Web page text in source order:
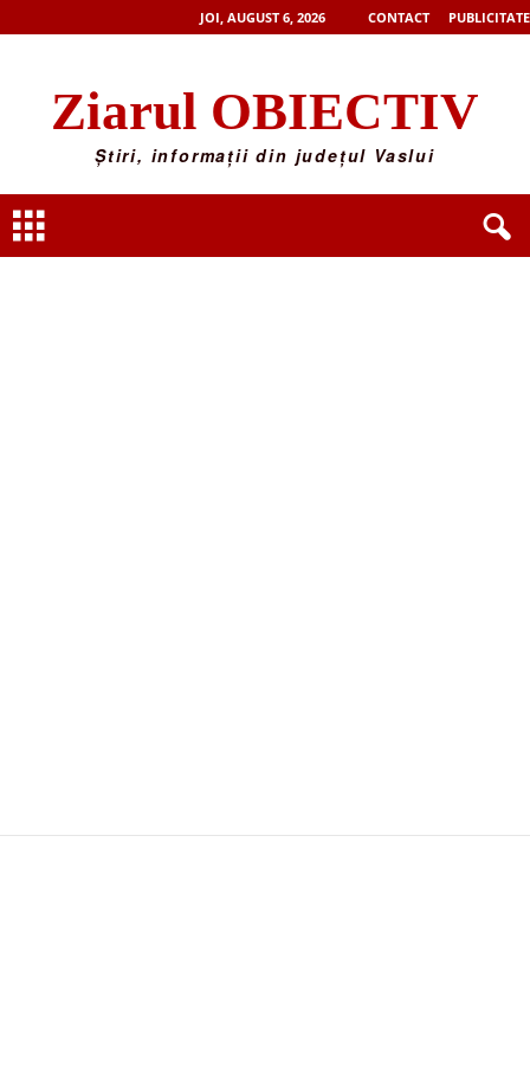
JOI, AUGUST 6, 2026 CONTACT PUBLICITATE
Ziarul OBIECTIV
Știri, informații din județul Vaslui